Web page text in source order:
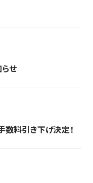
せ
数料引き下げ決定！